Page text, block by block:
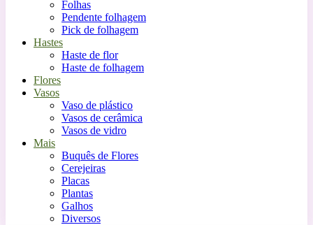
Folhas
Pendente folhagem
Pick de folhagem
Hastes
Haste de flor
Haste de folhagem
Flores
Vasos
Vaso de plástico
Vasos de cerâmica
Vasos de vidro
Mais
Buquês de Flores
Cerejeiras
Placas
Plantas
Galhos
Diversos